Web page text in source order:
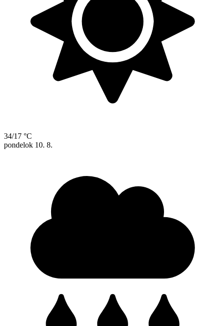
34/17 °C
pondelok 10. 8.